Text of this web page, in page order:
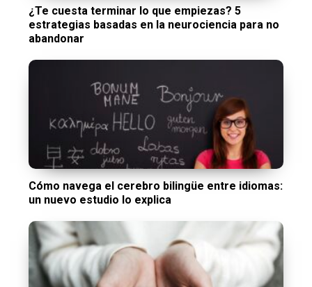
¿Te cuesta terminar lo que empiezas? 5
estrategias basadas en la neurociencia para no
abandonar
Cómo navega el cerebro bilingüe entre idiomas:
un nuevo estudio lo explica